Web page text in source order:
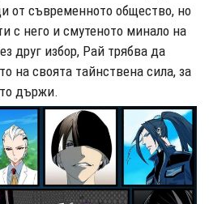
от съвременното общество, но
с него и смутеното минало на
друг избор, Рай трябва да
на своята тайнствена сила, за
държи.